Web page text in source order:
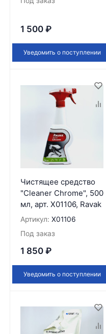
1 500 ₽
Уведомить о поступлении
Чистящее средство
"Cleaner Chrome", 500
мл, арт. X01106, Ravak
Артикул: X01106
Под заказ
1 850 ₽
Уведомить о поступлении